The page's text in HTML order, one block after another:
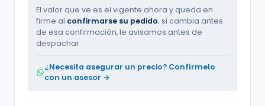
El valor que ve es el vigente ahora y queda en
firme al confirmarse su pedido; si cambia antes
de esa confirmación, le avisamos antes de
despachar.
¿Necesita asegurar un precio? Confírmelo
con un asesor →